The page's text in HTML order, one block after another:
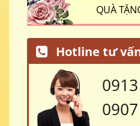
QUÀ
Hotline tư